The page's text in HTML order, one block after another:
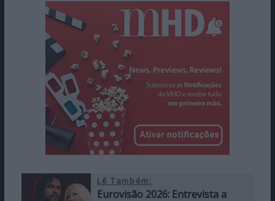
Lê Também:
Eurovisão 2026: Entrevista a